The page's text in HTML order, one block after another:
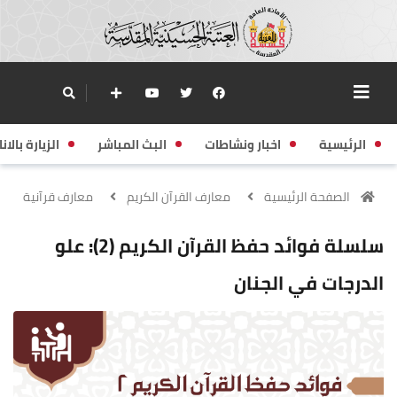
الرئيسية اخبار ونشاطات البث المباشر الزيارة
الصفحة الرئيسية معارف القرآن الكريم معارف قرآنية
سلسلة فوائد حفظ القرآن الكريم (2): علو
الدرجات في الجنان